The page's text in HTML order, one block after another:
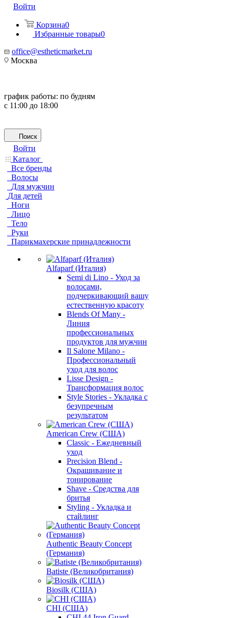
Войти
Корзина0
Избранные товары0
office@estheticmarket.ru
Москва
график работы: по будням
с 11:00 до 18:00
Поиск
Войти
Каталог
Все бренды
Волосы
Для мужчин
Для детей
Ноги
Лицо
Тело
Руки
Парикмахерские принадлежности
Alfaparf (Италия)
Semi di Lino - Уход за
волосами,
подчеркивающий вашу
естественную красоту
Blends Of Many -
Линия
профессиональных
продуктов для мужчин
Il Salone Milano -
Профессиональный
уход для волос
Lisse Design -
Трансформация волос
Style Stories - Укладка с
безупречным
результатом
American Crew (США)
Classic - Ежедневный
уход
Precision Blend -
Окрашивание и
тонирование
Shave - Средства для
бритья
Styling - Укладка и
стайлинг
Authentic Beauty Concept
(Германия)
Batiste (Великобритания)
Biosilk (США)
CHI (США)